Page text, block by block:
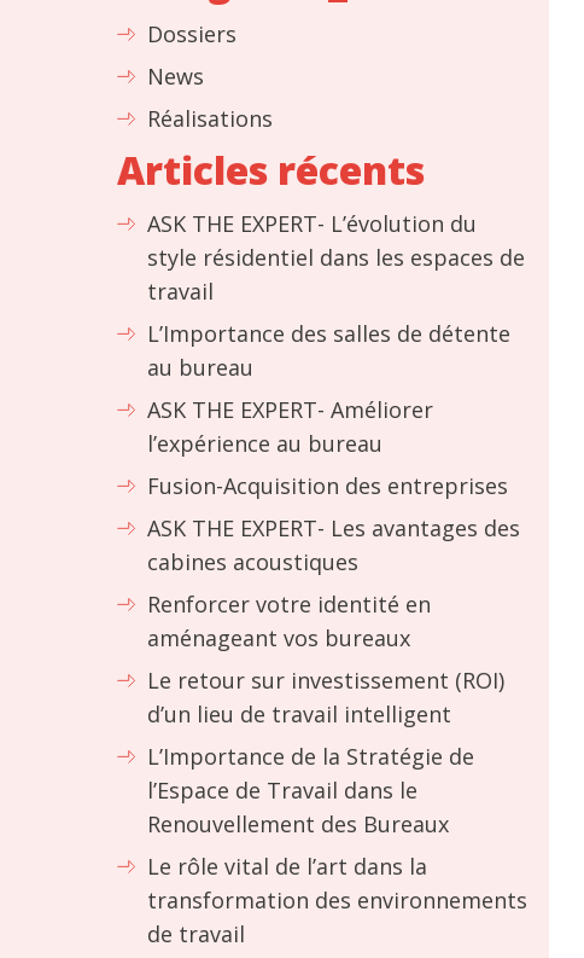
Dossiers
News
Réalisations
Articles récents
ASK THE EXPERT- L’évolution du
style résidentiel dans les espaces de
travail
L’Importance des salles de détente
au bureau
ASK THE EXPERT- Améliorer
l’expérience au bureau
Fusion-Acquisition des entreprises
ASK THE EXPERT- Les avantages des
cabines acoustiques
Renforcer votre identité en
aménageant vos bureaux
Le retour sur investissement (ROI)
d’un lieu de travail intelligent
L’Importance de la Stratégie de
l’Espace de Travail dans le
Renouvellement des Bureaux
Le rôle vital de l’art dans la
transformation des environnements
de travail